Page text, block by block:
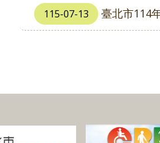
115-07-13 臺北市114